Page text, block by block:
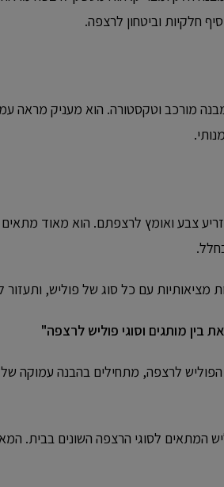
חלקיות וביטחון לרצפה.
מורכב וטקסטורה. הוא מעניק מראה
צבע ואומץ לרצפתם. הוא מאוד מתאים
מציאותיות עם כל סוג של פוליש,
בין מותגים וסוגי פוליש לרצפה"
לרצפה, מתחילים בהבנה עמוקה
המתאים לסוגי הרצפה השונים